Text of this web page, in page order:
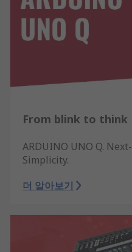
From blink to think
ARDUINO UNO Q.
Simplicity.
더 알아보기